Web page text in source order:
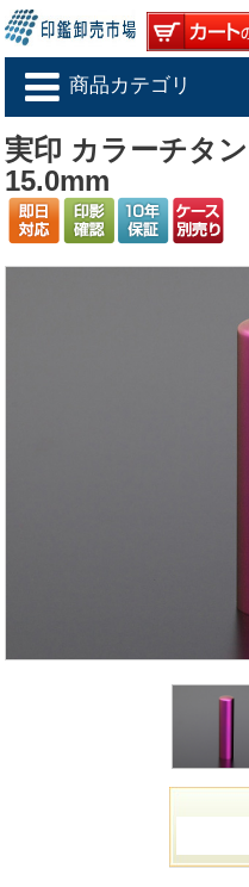
商品カテゴリ
実印 カラーチタ
15.0mm